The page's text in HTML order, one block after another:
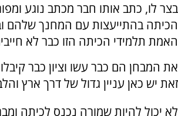
בצר לו, כתב אותו חבר מכתב נוגע
הכיתה בהתייעצות עם המחנך שלהם
האמת תלמידי הכיתה הזו כבר לא
את המבחן הם כבר עשו וציון כבר
זאת יש כאן עניין גדול של דרך ארץ
לא יכול להיות שמורה נכנס לכיתה